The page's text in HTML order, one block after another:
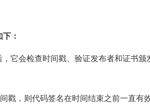
：
它会检查时间戳、验证发布者和证书颁
戳，则代码签名在时间结束之前一直有